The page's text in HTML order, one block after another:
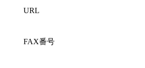
URL
FAX番号